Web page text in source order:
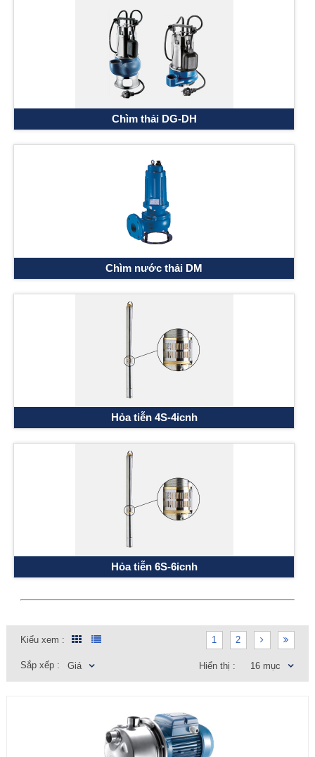
Chìm thải DG-DH
Chìm nước thải DM
Hỏa tiễn 4S-4icnh
Hỏa tiễn 6S-6icnh
Kiểu xem : 1 2
Hiển thị : 16 mục
Sắp xếp : Giá